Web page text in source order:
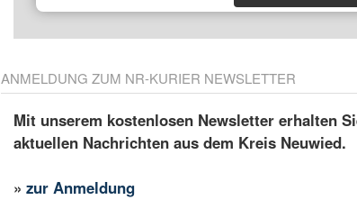
ANMELDUNG ZUM NR-KURIER NEWSLETTER
Mit unserem kostenlosen Newsletter erhalten
aktuellen Nachrichten aus dem Kreis Neuwied.
»zur Anmeldung